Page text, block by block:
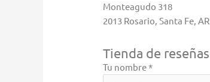
Monteagudo 318
2013 Rosario, Santa Fe, AR
Tienda de reseñas
Tu nombre *